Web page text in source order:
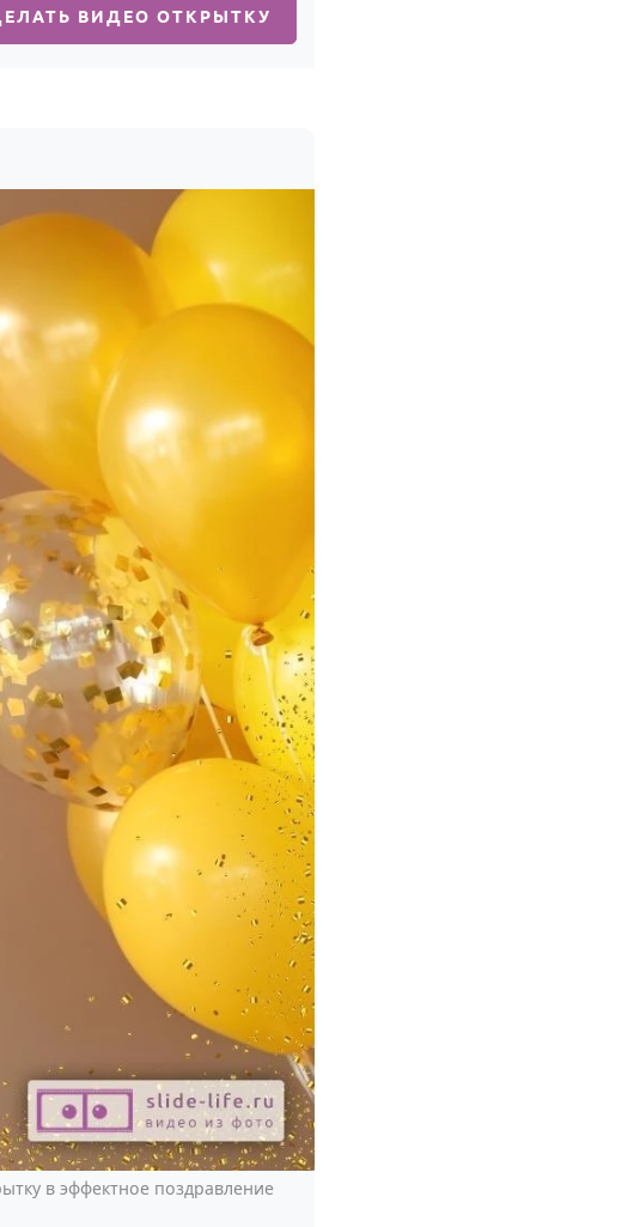
ВИДЕО ОТКРЫТКУ
в эффектное поздравление